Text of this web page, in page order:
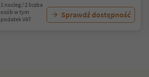
1 nocleg / 2 liczba
osób w tym
podatek VAT
Sprawdź dostępność